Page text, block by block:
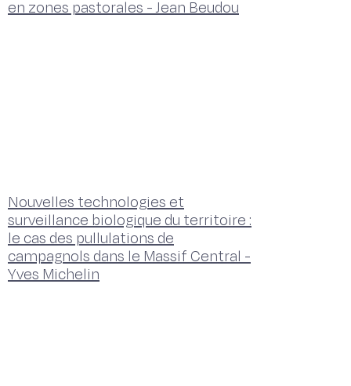
en zones pastorales - Jean Beudou
Nouvelles technologies et
surveillance biologique du territoire :
le cas des pullulations de
campagnols dans le Massif Central -
Yves Michelin